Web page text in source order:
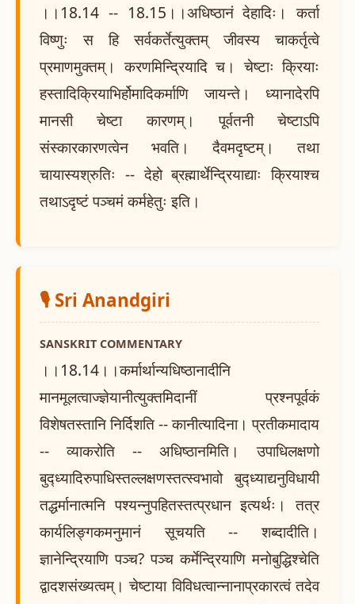
।।18.14 -- 18.15।।अधिष्ठानं देहादिः। कर्ता
विष्णुः स हि सर्वकर्तेत्युक्तम् जीवस्य चाकर्तृत्वे
प्रमाणमुक्तम्। करणमिन्द्रियादि च। चेष्टाः क्रियाः
हस्तादिक्रियाभिर्होमादिकर्माणि जायन्ते। ध्यानादेरपि
मानसी चेष्टा कारणम्। पूर्वतनी चेष्टाऽपि
संस्कारकारणत्वेन भवति। दैवमदृष्टम्। तथा
चायास्यश्रुतिः -- देहो ब्रह्मार्थेन्द्रियाद्याः क्रियाश्च
तथाऽदृष्टं पञ्चमं कर्महेतुः इति।
🎙️ Sri Anandgiri
SANSKRIT COMMENTARY
।।18.14।।कर्मार्थान्यधिष्ठानादीनि
मानमूलत्वाज्ज्ञेयानीत्युक्तमिदानीं प्रश्नपूर्वकं
विशेषतस्तानि निर्दिशति -- कानीत्यादिना। प्रतीकमादाय
-- व्याकरोति -- अधिष्ठानमिति। उपाधिलक्षणो
बुद्ध्यादिरुपाधिस्तल्लक्षणस्तत्स्वभावो बुद्ध्याद्यनुविधायी
तद्धर्मानात्मनि पश्यन्नुपहितस्तत्प्रधान इत्यर्थः। तत्र
कार्यलिङ्गकमनुमानं सूचयति -- शब्दादीति।
ज्ञानेन्द्रियाणि पञ्च? पञ्च कर्मेन्द्रियाणि मनोबुद्धिश्चेति
द्वादशसंख्यत्वम्। चेष्टाया विविधत्वान्नानाप्रकारत्वं तदेव